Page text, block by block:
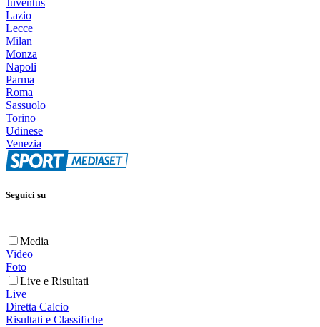
Juventus
Lazio
Lecce
Milan
Monza
Napoli
Parma
Roma
Sassuolo
Torino
Udinese
Venezia
Seguici su
Media
Video
Foto
Live e Risultati
Live
Diretta Calcio
Risultati e Classifiche